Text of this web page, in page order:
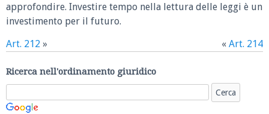
approfondire. Investire tempo nella lettura delle leggi è un
investimento per il futuro.
Art. 212 » « Art. 214
Ricerca nell'ordinamento giuridico